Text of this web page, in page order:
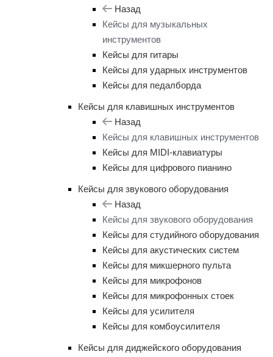
Назад
Кейсы для музыкальных
инструментов
Кейсы для гитары
Кейсы для ударных инструментов
Кейсы для педалборда
Кейсы для клавишных инструментов
Назад
Кейсы для клавишных инструментов
Кейсы для MIDI-клавиатуры
Кейсы для цифрового пианино
Кейсы для звукового оборудования
Назад
Кейсы для звукового оборудования
Кейсы для студийного оборудования
Кейсы для акустических систем
Кейсы для микшерного пульта
Кейсы для микрофонов
Кейсы для микрофонных стоек
Кейсы для усилителя
Кейсы для комбоусилителя
Кейсы для диджейского оборудования